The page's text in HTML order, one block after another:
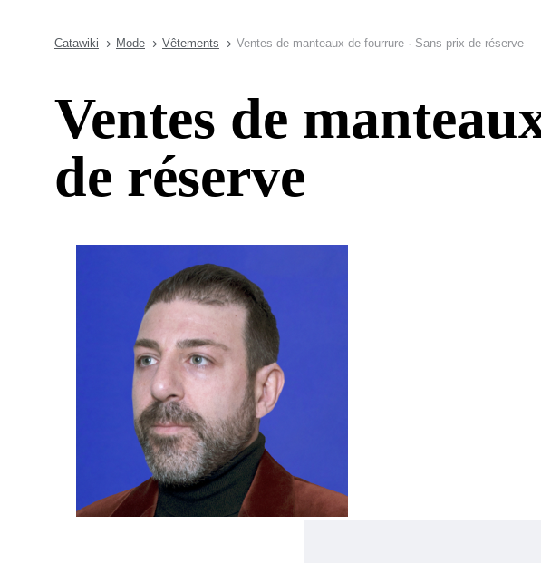
Catawiki Mode Vêtements Ventes de manteaux de fourrure · Sans prix de réserve
Ventes de
de réserve